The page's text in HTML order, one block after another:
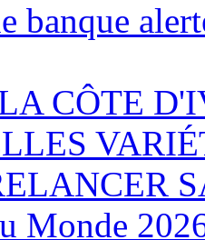
banque
CÔTE
Monde